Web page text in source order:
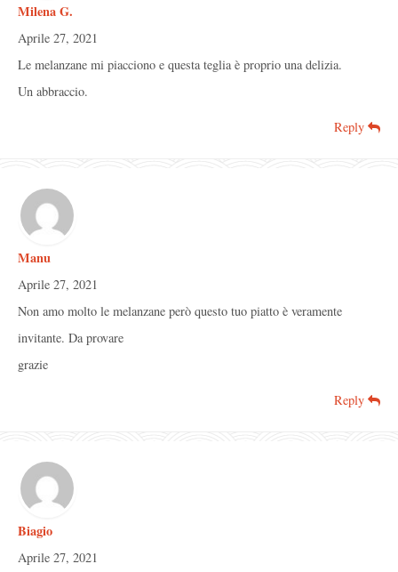
Milena G.
Aprile 27, 2021
Le melanzane mi piacciono e questa teglia è proprio una delizia.
Un abbraccio.
Reply
Manu
Aprile 27, 2021
Non amo molto le melanzane però questo tuo piatto è veramente
invitante. Da provare
grazie
Reply
Biagio
Aprile 27, 2021